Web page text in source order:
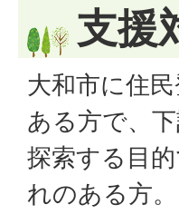
支援
大和市に住
ある方で、
探索する目
れのある方。